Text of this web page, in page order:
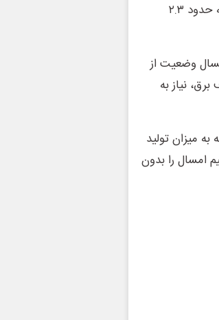
برای دستیابی به هدف ۱۲ هزار مگاوات ظرفیت تجدیدپذیر تا پایان سال، به حدود ۲.۳
وضعیت از
نیاز به
میزان تولید
امسال را بدون